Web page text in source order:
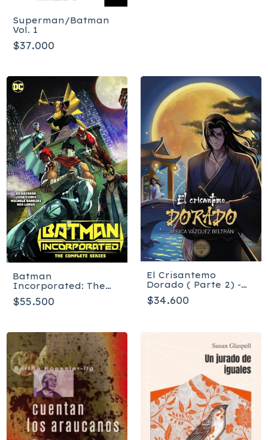
Superman/Batman
Vol. 1
$37.000
Batman
Incorporated: The
Complete Series -
Tapa Blanda
$55.500
El Crisantemo
Dorado ( Parte 2) -
África Vázquez
Beltrán
$34.600